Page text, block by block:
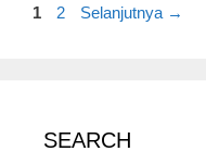
Halaman
1 Halaman
2 Selanjutnya →
SEARCH